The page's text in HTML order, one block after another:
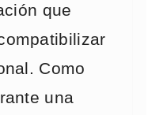
que
Como
una